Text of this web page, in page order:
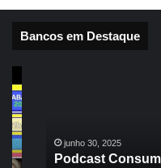
Bancos em Destaque
Consumer
Choice
com
Banco
CTT
junho 30, 2025
Podcast Consumer